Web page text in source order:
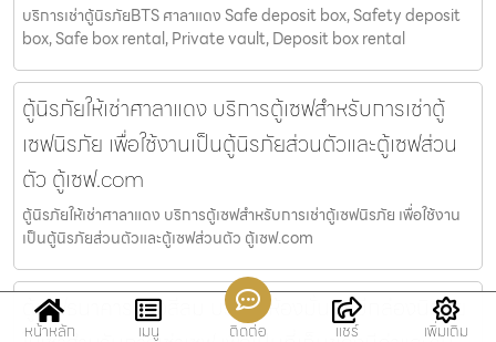
บริการเช่าตู้นิรภัยBTS ศาลาแดง Safe deposit box, Safety deposit
box, Safe box rental, Private vault, Deposit box rental
ตู้นิรภัยให้เช่าศาลาแดง บริการตู้เซฟสำหรับการเช่าตู้
เซฟนิรภัย เพื่อใช้งานเป็นตู้นิรภัยส่วนตัวและตู้เซฟส่วน
ตัว ตู้เซฟ.com
ตู้นิรภัยให้เช่าศาลาแดง บริการตู้เซฟสำหรับการเช่าตู้เซฟนิรภัย เพื่อใช้งาน
เป็นตู้นิรภัยส่วนตัวและตู้เซฟส่วนตัว ตู้เซฟ.com
ตู้เซฟธนาคารแถวสีลม บริการห้องมั่นคงมีกล่องนิรภัย
หน้าหลัก เมนู ติดต่อ แชร์ เพิ่มเติม